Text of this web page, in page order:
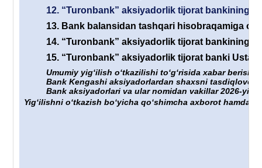
12. “Turonbank” aksiyadorlik tijorat bankining
13. Bank balansidan tashqari hisobraqamiga
14. “Turonbank” aksiyadorlik tijorat bankining
15. “Turonbank” aksiyadorlik tijorat banki
Umumiy yigʻilish oʻtkazilishi toʻgʻrisida xabar berish
Bank Kengashi aksiyadorlardan shaxsni
Bank aksiyadorlari va ular nomidan vakillar 2026-yil
Yigʻilishni oʻtkazish boʻyicha qoʻshimcha axborot